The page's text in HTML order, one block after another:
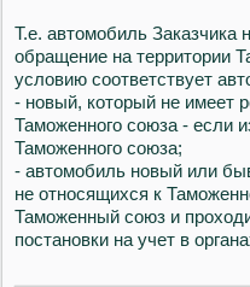
Т.е. автомобиль
обращение на территории
условию соответствует
- новый, который не имеет
Таможенного союза - если
Таможенного союза;
- автомобиль новый или
не относящихся к
Таможенный союз и
постановки на учет в